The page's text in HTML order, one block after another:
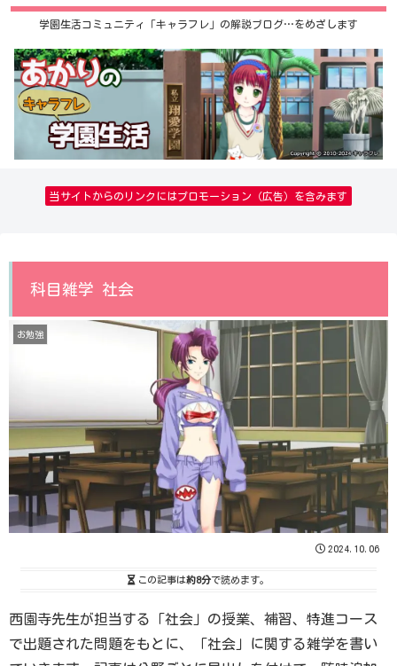
学園生活コミュニティ「キャラフレ」の解説ブログ…をめざします
当サイトからのリンクにはプロモーション（広告）を含みます
科目雑学 社会
お勉強
2024.10.06
この記事は約8分で読めます。
西園寺先生が担当する「社会」の授業、補習、特進コース
で出題された問題をもとに、「社会」に関する雑学を書い